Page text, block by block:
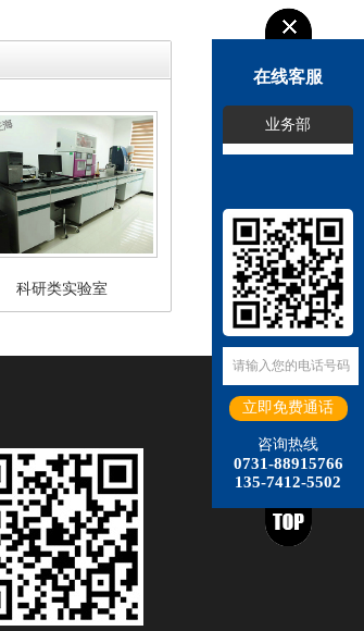
科研类实验室
在线客服
业务部
咨询热线
0731-88915766
135-7412-5502